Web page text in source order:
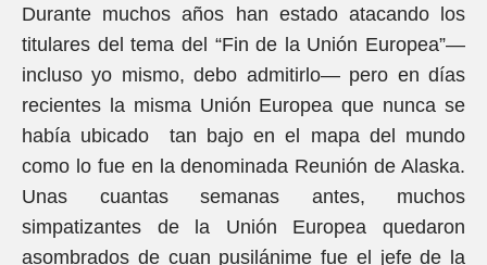
Durante muchos años han estado atacando los
titulares del tema del “Fin de la Unión Europea”—
incluso yo mismo, debo admitirlo— pero en días
recientes la misma Unión Europea que nunca se
había ubicado tan bajo en el mapa del mundo
como lo fue en la denominada Reunión de Alaska.
Unas cuantas semanas antes, muchos
simpatizantes de la Unión Europea quedaron
asombrados de cuan pusilánime fue el jefe de la